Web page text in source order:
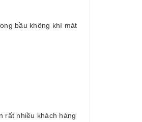
bầu không khí mát
rất nhiều khách hàng